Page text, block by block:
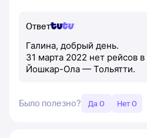
Ответ
Галина, добрый день.
31 марта 2022 нет рейсов
Йошкар-Ола — Тольятти.
Было полезно? Да 0 Нет 0